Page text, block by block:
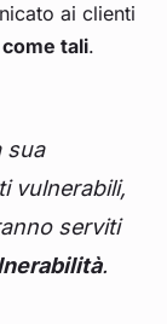
ai clienti
tali.
sua
vulnerabili,
serviti
.